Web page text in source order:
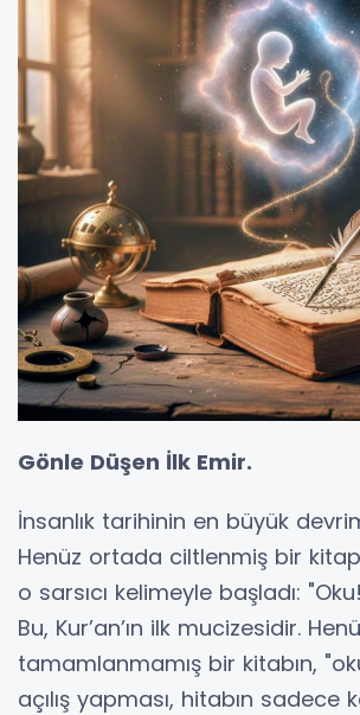
Gönle Düşen İlk Emir.
​İnsanlık tarihinin en büyük
Henüz ortada ciltlenmiş bir
o sarsıcı kelimeyle başladı:
​Bu, Kur’an’ın ilk mucizesidir.
tamamlanmamış bir kitabın,
açılış yapması, hitabın sadece